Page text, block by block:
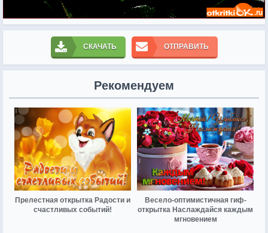
СКАЧАТЬ ОТПРАВИТЬ
Рекомендуем
Прелестная открытка Радости и
счастливых событий!
Весело-оптимистичная гиф-
открытка Наслаждайся каждым
мгновением